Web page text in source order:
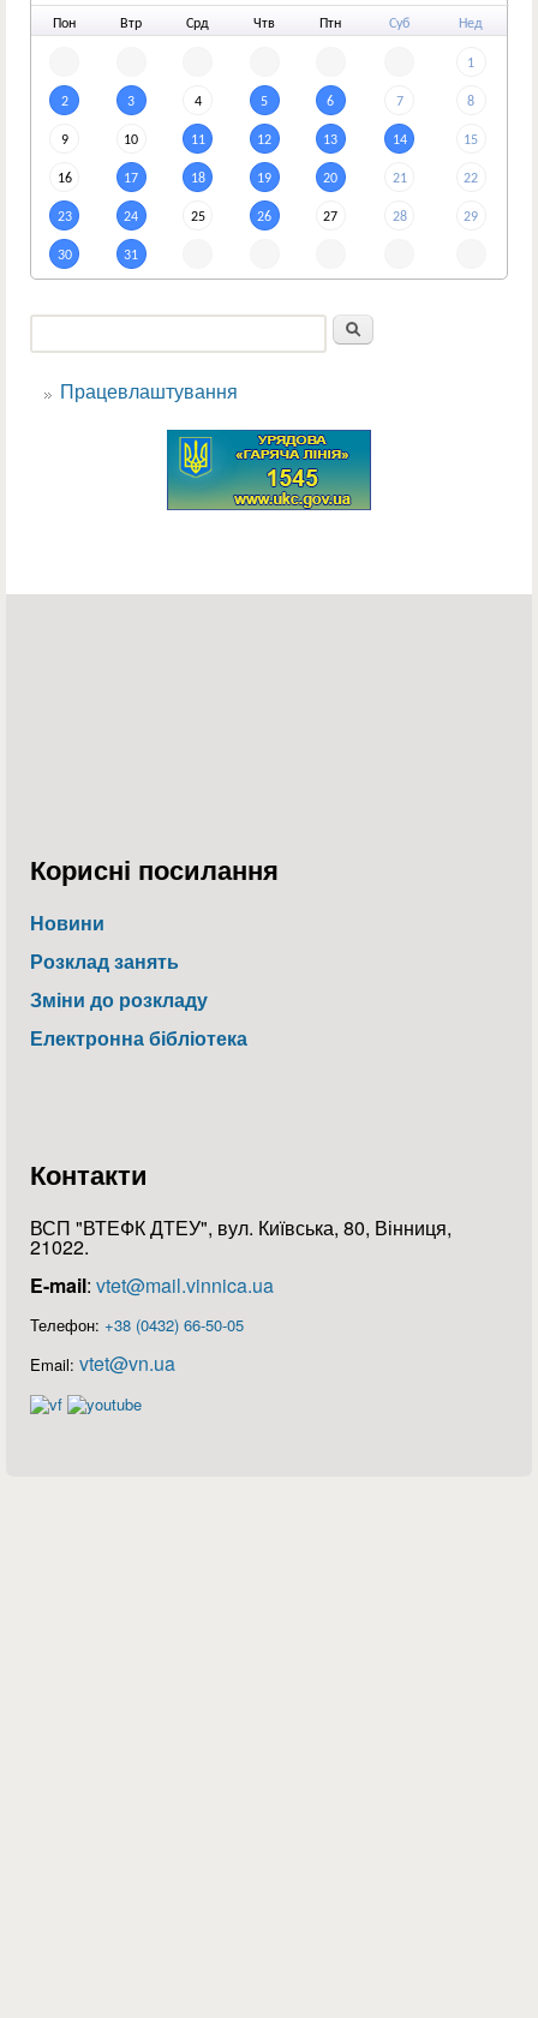
Пон Втр Срд Чтв Птн Суб Нед
1
2 3 4 5 6 7 8
9 10 11 12 13 14 15
16 17 18 19 20 21 22
23 24 25 26 27 28 29
30 31
Пошукова форма
Працевлаштування
Корисні посилання
Новини
Розклад занять
Зміни до розкладу
Електронна бібліотека
Контакти
ВСП "ВТЕФК ДТЕУ", вул. Київська, 80, Вінниця,
21022.
E-mail: vtet@mail.vinnica.ua
Телефон: +38 (0432) 66-50-05
Email: vtet@vn.ua